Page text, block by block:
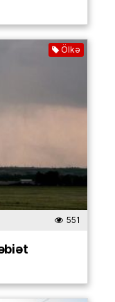
Ölkə
551